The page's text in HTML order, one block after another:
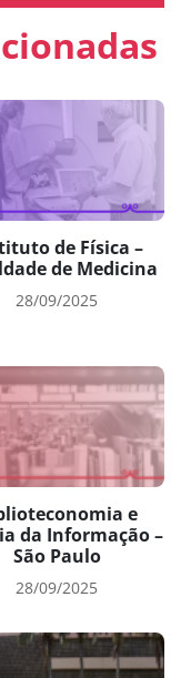
de Física –
de Medicina
28/09/2025
e
da Informação –
São Paulo
28/09/2025